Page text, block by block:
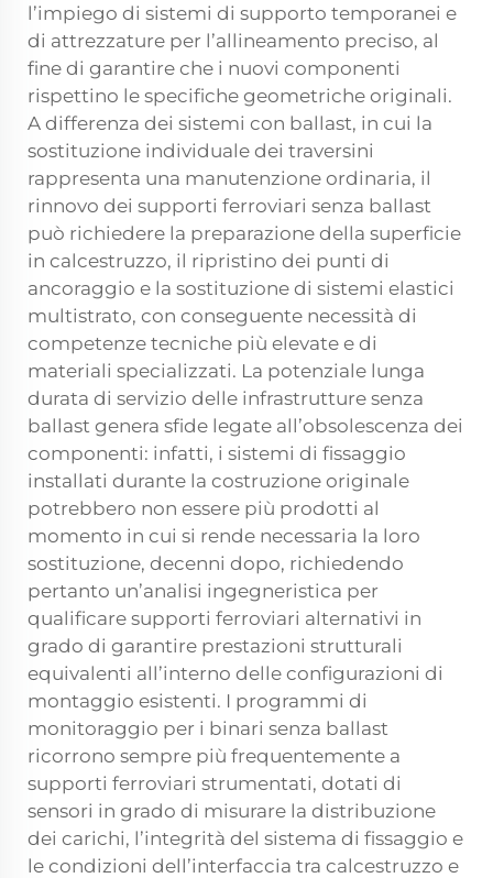
l’impiego di sistemi di supporto temporanei e
di attrezzature per l’allineamento preciso, al
fine di garantire che i nuovi componenti
rispettino le specifiche geometriche originali.
A differenza dei sistemi con ballast, in cui la
sostituzione individuale dei traversini
rappresenta una manutenzione ordinaria, il
rinnovo dei supporti ferroviari senza ballast
può richiedere la preparazione della superficie
in calcestruzzo, il ripristino dei punti di
ancoraggio e la sostituzione di sistemi elastici
multistrato, con conseguente necessità di
competenze tecniche più elevate e di
materiali specializzati. La potenziale lunga
durata di servizio delle infrastrutture senza
ballast genera sfide legate all’obsolescenza dei
componenti: infatti, i sistemi di fissaggio
installati durante la costruzione originale
potrebbero non essere più prodotti al
momento in cui si rende necessaria la loro
sostituzione, decenni dopo, richiedendo
pertanto un’analisi ingegneristica per
qualificare supporti ferroviari alternativi in
grado di garantire prestazioni strutturali
equivalenti all’interno delle configurazioni di
montaggio esistenti. I programmi di
monitoraggio per i binari senza ballast
ricorrono sempre più frequentemente a
supporti ferroviari strumentati, dotati di
sensori in grado di misurare la distribuzione
dei carichi, l’integrità del sistema di fissaggio e
le condizioni dell’interfaccia tra calcestruzzo e